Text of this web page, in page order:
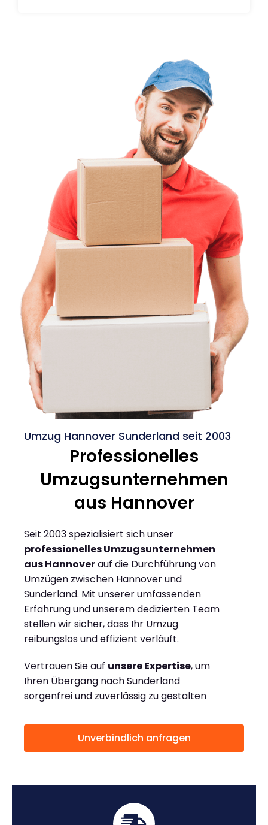
Umzug Hannover Sunderland seit 2003
Professionelles
Umzugsunternehmen
aus Hannover
Seit 2003 spezialisiert sich unser
professionelles Umzugsunternehmen
aus Hannoverauf die Durchführung von
Umzügen zwischen Hannover und
Sunderland. Mit unserer umfassenden
Erfahrung und unserem dedizierten Team
stellen wir sicher, dass Ihr Umzug
reibungslos und effizient verläuft.
Vertrauen Sie auf unsere Expertise, um
Ihren Übergang nach Sunderland
sorgenfrei und zuverlässig zu gestalten
Unverbindlich anfragen